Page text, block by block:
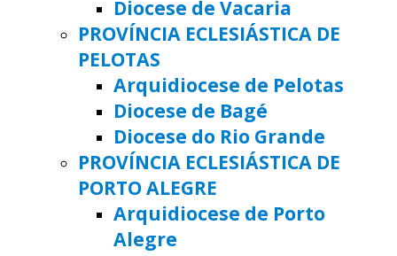
Diocese de Vacaria
PROVÍNCIA ECLESIÁSTICA DE
PELOTAS
Arquidiocese de Pelotas
Diocese de Bagé
Diocese do Rio Grande
PROVÍNCIA ECLESIÁSTICA DE
PORTO ALEGRE
Arquidiocese de Porto
Alegre